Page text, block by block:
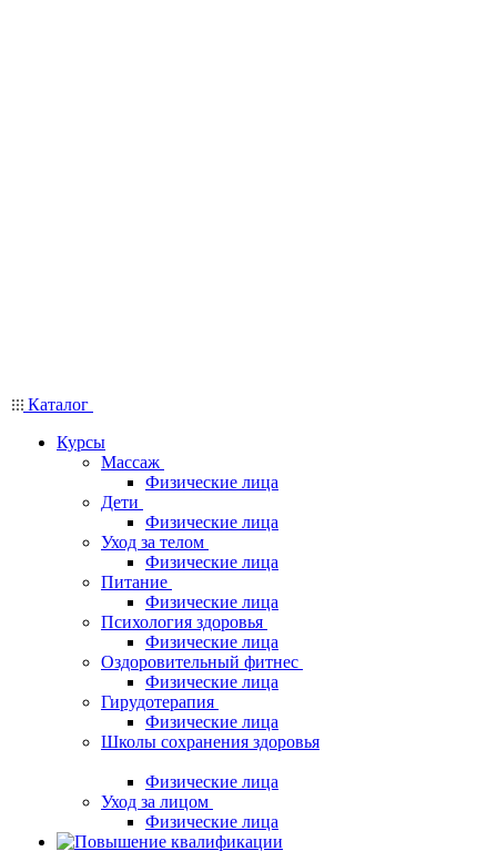
Каталог
Курсы
Массаж
Физические лица
Дети
Физические лица
Уход за телом
Физические лица
Питание
Физические лица
Психология здоровья
Физические лица
Оздоровительный фитнес
Физические лица
Гирудотерапия
Физические лица
Школы сохранения здоровья
Физические лица
Уход за лицом
Физические лица